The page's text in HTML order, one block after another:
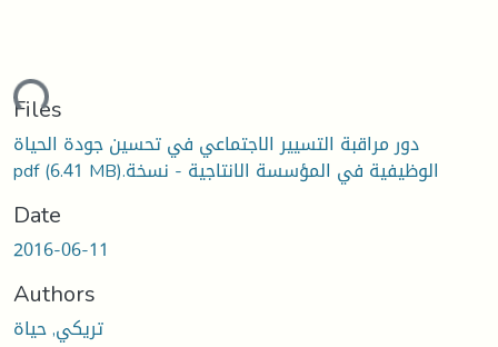
Files
‫دور مراقبة التسيير الاجتماعي في تحسين جودة الحياة
الوظيفية في المؤسسة الانتاجية - نسخة.pdf(6.41 MB)
Date
2016-06-11
Authors
تريكي, حياة